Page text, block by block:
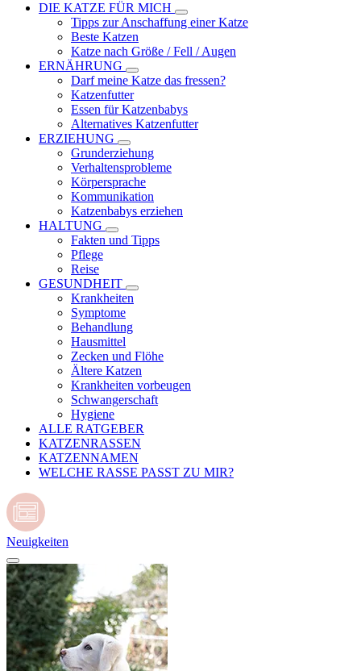
DIE KATZE FÜR MICH
Tipps zur Anschaffung einer Katze
Beste Katzen
Katze nach Größe / Fell / Augen
ERNÄHRUNG
Darf meine Katze das fressen?
Katzenfutter
Essen für Katzenbabys
Alternatives Katzenfutter
ERZIEHUNG
Grunderziehung
Verhaltensprobleme
Körpersprache
Kommunikation
Katzenbabys erziehen
HALTUNG
Fakten und Tipps
Pflege
Reise
GESUNDHEIT
Krankheiten
Symptome
Behandlung
Hausmittel
Zecken und Flöhe
Ältere Katzen
Krankheiten vorbeugen
Schwangerschaft
Hygiene
ALLE RATGEBER
KATZENRASSEN
KATZENNAMEN
WELCHE RASSE PASST ZU MIR?
Neuigkeiten